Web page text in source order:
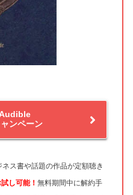
ンペーン
ス書や話題の作品が定額聴き
し可能！ 無料期間中に解約手